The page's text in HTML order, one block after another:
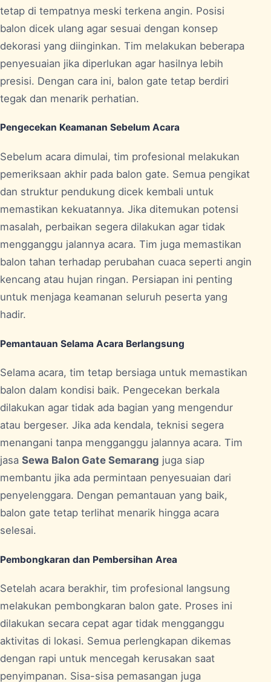
tetap di tempatnya meski terkena angin. Posisi
balon dicek ulang agar sesuai dengan konsep
dekorasi yang diinginkan. Tim melakukan beberapa
penyesuaian jika diperlukan agar hasilnya lebih
presisi. Dengan cara ini, balon gate tetap berdiri
tegak dan menarik perhatian.
Pengecekan Keamanan Sebelum Acara
Sebelum acara dimulai, tim profesional melakukan
pemeriksaan akhir pada balon gate. Semua pengikat
dan struktur pendukung dicek kembali untuk
memastikan kekuatannya. Jika ditemukan potensi
masalah, perbaikan segera dilakukan agar tidak
mengganggu jalannya acara. Tim juga memastikan
balon tahan terhadap perubahan cuaca seperti angin
kencang atau hujan ringan. Persiapan ini penting
untuk menjaga keamanan seluruh peserta yang
hadir.
Pemantauan Selama Acara Berlangsung
Selama acara, tim tetap bersiaga untuk memastikan
balon dalam kondisi baik. Pengecekan berkala
dilakukan agar tidak ada bagian yang mengendur
atau bergeser. Jika ada kendala, teknisi segera
menangani tanpa mengganggu jalannya acara. Tim
jasa Sewa Balon Gate Semarang juga siap
membantu jika ada permintaan penyesuaian dari
penyelenggara. Dengan pemantauan yang baik,
balon gate tetap terlihat menarik hingga acara
selesai.
Pembongkaran dan Pembersihan Area
Setelah acara berakhir, tim profesional langsung
melakukan pembongkaran balon gate. Proses ini
dilakukan secara cepat agar tidak mengganggu
aktivitas di lokasi. Semua perlengkapan dikemas
dengan rapi untuk mencegah kerusakan saat
penyimpanan. Sisa-sisa pemasangan juga